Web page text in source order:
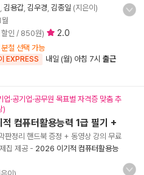
김용갑 김우경 김종일 (지은이)
인 / 850원) 2.0
철 선택 가능
EXPRESS 내일 (월) 아침 7시 출근
·공기업·공무원 목표별 자격증 맞춤 추
)
컴퓨터활용능력 1급 필기 +
판정리 핸드북 증정 + 동영상 강의 무료
집 제공 - 2026 이기적 컴퓨터활용능